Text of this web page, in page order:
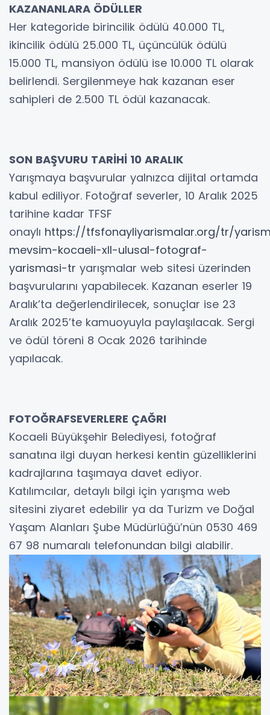
KAZANANLARA ÖDÜLLER
Her kategoride birincilik ödülü 40.000 TL,
ikincilik ödülü 25.000 TL, üçüncülük ödülü
15.000 TL, mansiyon ödülü ise 10.000 TL olarak
belirlendi. Sergilenmeye hak kazanan eser
sahipleri de 2.500 TL ödül kazanacak.
SON BAŞVURU TARİHİ 10 ARALIK
Yarışmaya başvurular yalnızca dijital ortamda
kabul ediliyor. Fotoğraf severler, 10 Aralık 2025
tarihine kadar TFSF
onaylı https://tfsfonayliyarismalar.org/tr/
mevsim-kocaeli-xll-ulusal-fotograf-
yarismasi-tr yarışmalar web sitesi üzerinden
başvurularını yapabilecek. Kazanan eserler 19
Aralık’ta değerlendirilecek, sonuçlar ise 23
Aralık 2025’te kamuoyuyla paylaşılacak. Sergi
ve ödül töreni 8 Ocak 2026 tarihinde
yapılacak.
FOTOĞRAFSEVERLERE ÇAĞRI
Kocaeli Büyükşehir Belediyesi, fotoğraf
sanatına ilgi duyan herkesi kentin güzelliklerini
kadrajlarına taşımaya davet ediyor.
Katılımcılar, detaylı bilgi için yarışma web
sitesini ziyaret edebilir ya da Turizm ve Doğal
Yaşam Alanları Şube Müdürlüğü’nün 0530 469
67 98 numaralı telefonundan bilgi alabilir.